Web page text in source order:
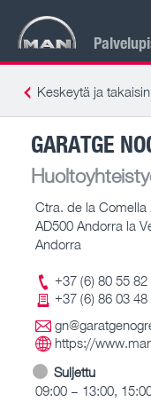
Keskeytä ja takaisin
GARATGE
Ctra. de la Comella
AD500 Andorra la
Andorra
+37 (6) 80 55 82
+37 (6) 86 03 48
https://
Suljettu
09:00 – 13:00,